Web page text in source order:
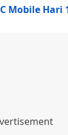
Mobile Hari